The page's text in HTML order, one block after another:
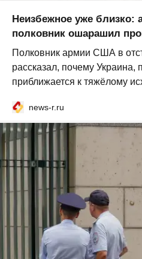
Неизбежное уже близко:
полковник ошарашил
Полковник армии США в
рассказал, почему Украина,
приближается к тяжёлому
news-r.ru